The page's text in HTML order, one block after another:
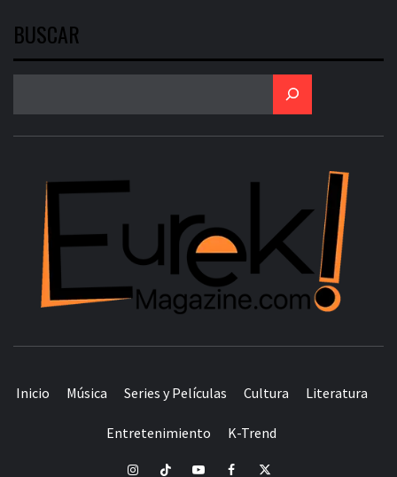
BUSCAR
Inicio Música Series y Películas Cultura Literatura
Entretenimiento K-Trend
InstagramTikTok YouTubeFacebookTwitter